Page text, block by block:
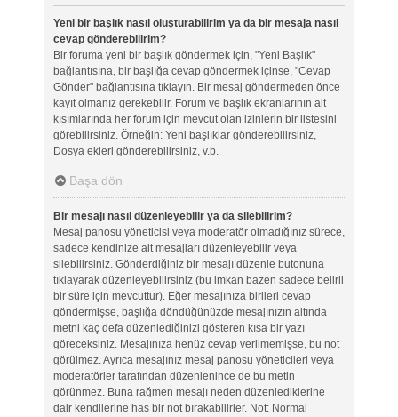
Yeni bir başlık nasıl oluşturabilirim ya da bir mesaja nasıl
cevap gönderebilirim?
Bir foruma yeni bir başlık göndermek için, "Yeni Başlık"
bağlantısına, bir başlığa cevap göndermek içinse, "Cevap
Gönder" bağlantısına tıklayın. Bir mesaj göndermeden önce
kayıt olmanız gerekebilir. Forum ve başlık ekranlarının alt
kısımlarında her forum için mevcut olan izinlerin bir listesini
görebilirsiniz. Örneğin: Yeni başlıklar gönderebilirsiniz,
Dosya ekleri gönderebilirsiniz, v.b.
Başa dön
Bir mesajı nasıl düzenleyebilir ya da silebilirim?
Mesaj panosu yöneticisi veya moderatör olmadığınız sürece,
sadece kendinize ait mesajları düzenleyebilir veya
silebilirsiniz. Gönderdiğiniz bir mesajı düzenle butonuna
tıklayarak düzenleyebilirsiniz (bu imkan bazen sadece belirli
bir süre için mevcuttur). Eğer mesajınıza birileri cevap
göndermişse, başlığa döndüğünüzde mesajınızın altında
metni kaç defa düzenlediğinizi gösteren kısa bir yazı
göreceksiniz. Mesajınıza henüz cevap verilmemişse, bu not
görülmez. Ayrıca mesajınız mesaj panosu yöneticileri veya
moderatörler tarafından düzenlenince de bu metin
görünmez. Buna rağmen mesajı neden düzenlediklerine
dair kendilerine has bir not bırakabilirler. Not: Normal